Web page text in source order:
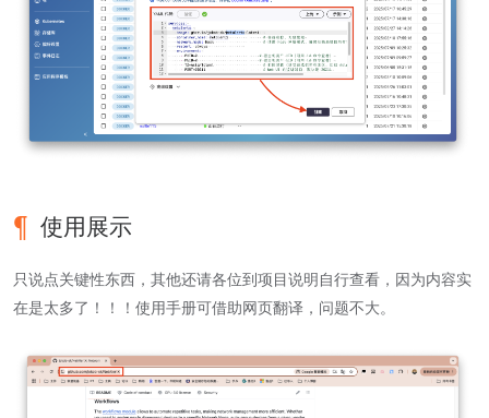
使用展示
只说点关键性东西，其他还请各位到项目说明自行查看，因为内容实
在是太多了！！！使用手册可借助网页翻译，问题不大。